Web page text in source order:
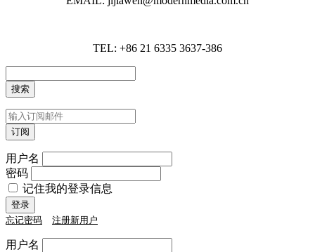
TEL: +86 21 6335 3637-386
用户名
密码
记住我的登录信息
忘记密码 注册新用户
用户名